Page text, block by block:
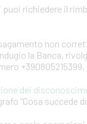
richiedere il
non
la Banca,
dei
“Cosa succede